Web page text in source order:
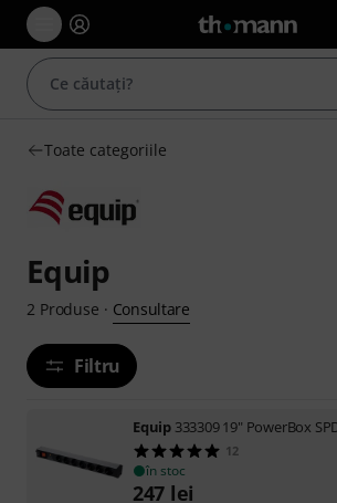
Toate categoriile
Equip
2 Produse · Consultare
Filtru
Equip 333309 19" PowerBox
12
în stoc
247 lei